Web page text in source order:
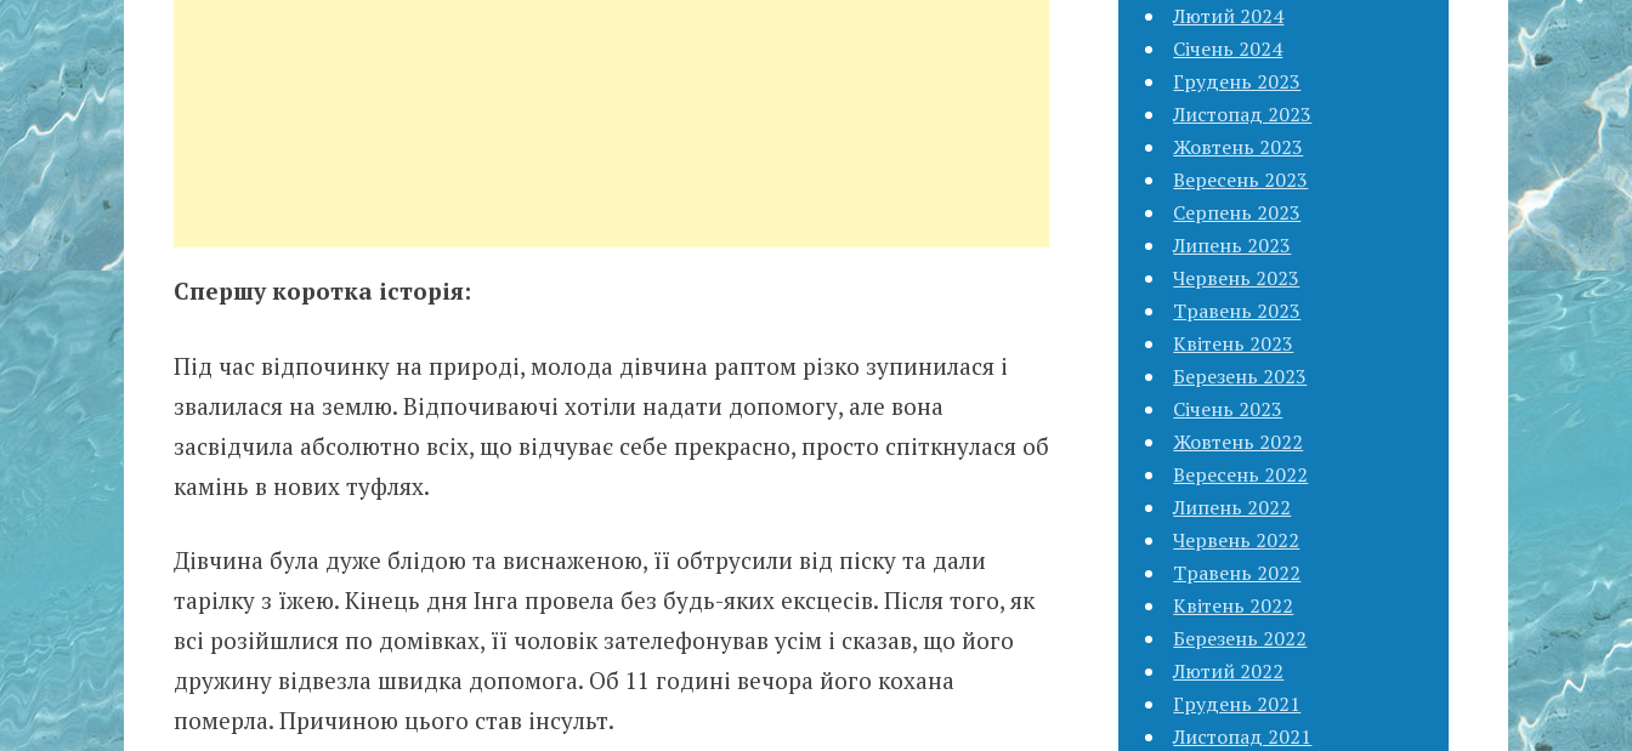
Спершу коротка історія:
Під час відпочинку на природі, молода дівчина раптом різко зупинилася і
звалилася на землю. Відпочиваючі хотіли надати допомогу, але вона
засвідчила абсолютно всіх, що відчуває себе прекрасно, просто спіткнулася об
камінь в нових туфлях.
Дівчина була дуже блідою та виснаженою, її обтрусили від піску та дали
тарілку з їжею. Кінець дня Інга провела без будь-яких ексцесів. Після того, як
всі розійшлися по домівках, її чоловік зателефонував усім і сказав, що його
дружину відвезла швидка допомога. Об 11 годині вечора його кохана
померла. Причиною цього став інсульт.
Лютий 2024
Січень 2024
Грудень 2023
Листопад 2023
Жовтень 2023
Вересень 2023
Серпень 2023
Липень 2023
Червень 2023
Травень 2023
Квітень 2023
Березень 2023
Січень 2023
Жовтень 2022
Вересень 2022
Липень 2022
Червень 2022
Травень 2022
Квітень 2022
Березень 2022
Лютий 2022
Грудень 2021
Листопад 2021